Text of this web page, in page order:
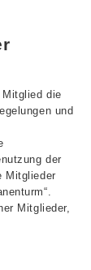
Mitglied die
und
der
Mitglieder
Mitglieder,